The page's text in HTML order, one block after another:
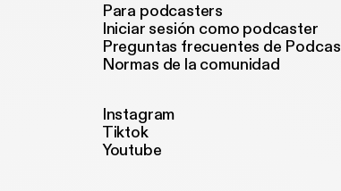
Para podcasters
Iniciar sesión como podcaster
Preguntas frecuentes de
Normas de la comunidad
Instagram
Tiktok
Youtube